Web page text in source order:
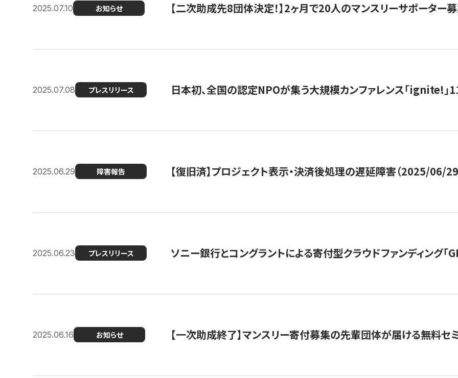
2025.07.10 お知らせ 【二次助成先8団体決定！】2ヶ月で20人のマンスリーサポーター
2025.07.08 プレスリリース 日本初、全国の認定NPOが集う大規模カンファレンス「ignite!」
2025.06.29 障害報告 【復旧済】プロジェクト表示・決済後処理の遅延障害（2025/06/29
2025.06.23 プレスリリース ソニー銀行とコングラントによる寄付型クラウドファンディング
2025.06.16 お知らせ 【一次助成終了】マンスリー寄付募集の先輩団体が届ける無料セ